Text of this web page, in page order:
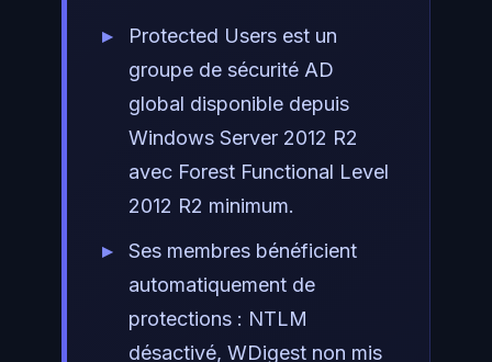
Protected Users est un
groupe de sécurité AD
global disponible depuis
Windows Server 2012 R2
avec Forest Functional Level
2012 R2 minimum.
Ses membres bénéficient
automatiquement de
protections : NTLM
désactivé, WDigest non mis